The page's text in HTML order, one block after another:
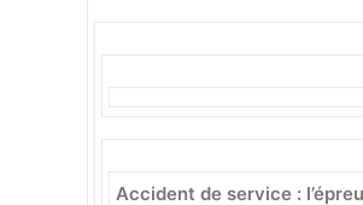
Accident de service :